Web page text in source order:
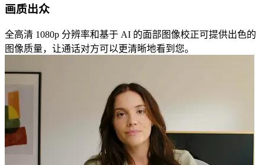
画质出众
全高清 1080p 分辨率和基于 AI 的面部图像校正可提供出色的
图像质量，让通话对方可以更清晰地看到您。